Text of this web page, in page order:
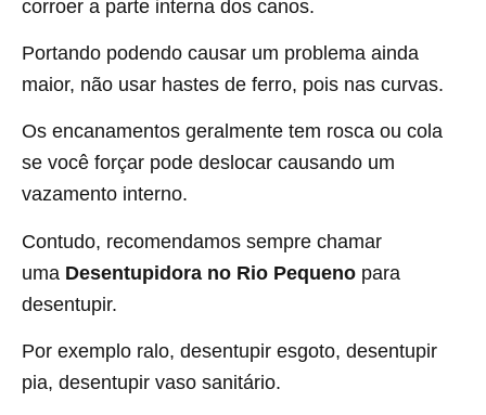
corroer a parte interna dos canos.
Portando podendo causar um problema ainda
maior, não usar hastes de ferro, pois nas curvas.
Os encanamentos geralmente tem rosca ou cola
se você forçar pode deslocar causando um
vazamento interno.
Contudo, recomendamos sempre chamar
uma Desentupidora no Rio Pequeno para
desentupir.
Por exemplo ralo, desentupir esgoto, desentupir
pia, desentupir vaso sanitário.